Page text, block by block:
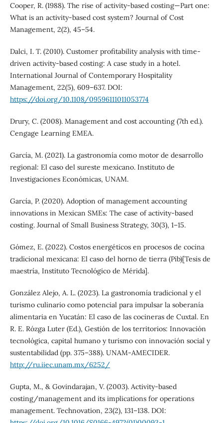
Cooper, R. (1988). The rise of activity-based costing—Part one:
What is an activity-based cost system? Journal of Cost
Management, 2(2), 45–54.
Dalci, I. T. (2010). Customer profitability analysis with time-
driven activity-based costing: A case study in a hotel.
International Journal of Contemporary Hospitality
Management, 22(5), 609–637. DOI:
https://doi.org/10.1108/09596111011053774
Drury, C. (2008). Management and cost accounting (7th ed.).
Cengage Learning EMEA.
García, M. (2021). La gastronomía como motor de desarrollo
regional: El caso del sureste mexicano. Instituto de
Investigaciones Económicas, UNAM.
García, P. (2020). Adoption of management accounting
innovations in Mexican SMEs: The case of activity-based
costing. Journal of Small Business Strategy, 30(3), 1–15.
Gómez, E. (2022). Costos energéticos en procesos de cocina
tradicional mexicana: El caso del horno de tierra (Pib)[Tesis de
maestría, Instituto Tecnológico de Mérida].
González Alejo, A. L. (2023). La gastronomía tradicional y el
turismo culinario como potencial para impulsar la soberanía
alimentaria en Yucatán: El caso de las cocineras de Cuxtal. En
R. E. Rózga Luter (Ed.), Gestión de los territorios: Innovación
tecnológica, capital humano y turismo con innovación social y
sustentabilidad (pp. 375–388). UNAM-AMECIDER.
http://ru.iiec.unam.mx/6252/
Gupta, M., & Govindarajan, V. (2003). Activity-based
costing/management and its implications for operations
management. Technovation, 23(2), 131–138. DOI: